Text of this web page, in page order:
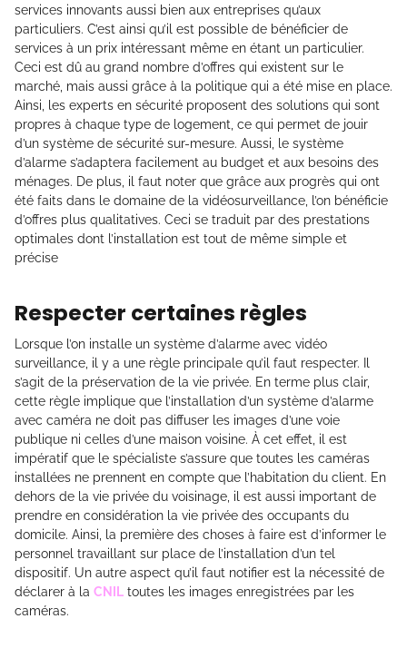
services innovants aussi bien aux entreprises qu’aux
particuliers. C’est ainsi qu’il est possible de bénéficier de
services à un prix intéressant même en étant un particulier.
Ceci est dû au grand nombre d’offres qui existent sur le
marché, mais aussi grâce à la politique qui a été mise en place.
Ainsi, les experts en sécurité proposent des solutions qui sont
propres à chaque type de logement, ce qui permet de jouir
d’un système de sécurité sur-mesure. Aussi, le système
d’alarme s’adaptera facilement au budget et aux besoins des
ménages. De plus, il faut noter que grâce aux progrès qui ont
été faits dans le domaine de la vidéosurveillance, l’on bénéficie
d’offres plus qualitatives. Ceci se traduit par des prestations
optimales dont l’installation est tout de même simple et
précise
Respecter certaines règles
Lorsque l’on installe un système d’alarme avec vidéo
surveillance, il y a une règle principale qu’il faut respecter. Il
s’agit de la préservation de la vie privée. En terme plus clair,
cette règle implique que l’installation d’un système d’alarme
avec caméra ne doit pas diffuser les images d’une voie
publique ni celles d’une maison voisine. À cet effet, il est
impératif que le spécialiste s’assure que toutes les caméras
installées ne prennent en compte que l’habitation du client. En
dehors de la vie privée du voisinage, il est aussi important de
prendre en considération la vie privée des occupants du
domicile. Ainsi, la première des choses à faire est d’informer le
personnel travaillant sur place de l’installation d’un tel
dispositif. Un autre aspect qu’il faut notifier est la nécessité de
déclarer à la CNIL toutes les images enregistrées par les
caméras.